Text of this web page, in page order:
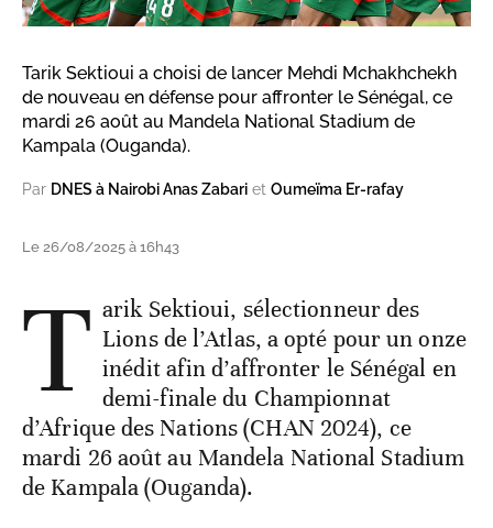
Tarik Sektioui a choisi de lancer Mehdi Mchakhchekh
de nouveau en défense pour affronter le Sénégal, ce
mardi 26 août au Mandela National Stadium de
Kampala (Ouganda).
Par DNES à Nairobi Anas Zabari et Oumeïma Er-rafay
Le 26/08/2025 à 16h43
T arik Sektioui, sélectionneur des
Lions de l’Atlas, a opté pour un onze
inédit afin d’affronter le Sénégal en
demi-finale du Championnat
d’Afrique des Nations (CHAN 2024), ce
mardi 26 août au Mandela National Stadium
de Kampala (Ouganda).